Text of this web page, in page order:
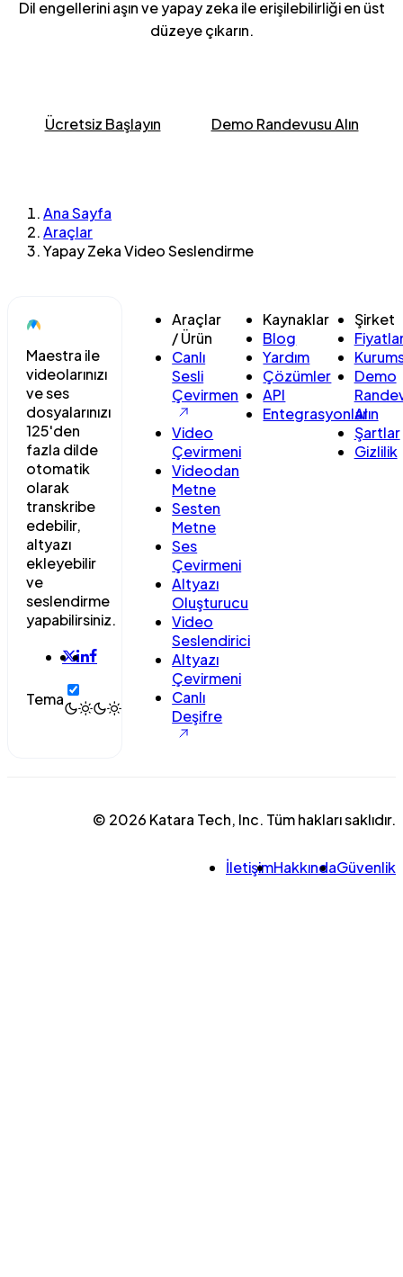
Dil engellerini aşın ve yapay zeka ile erişilebilirliği en üst
düzeye çıkarın.
Ücretsiz Başlayın Demo Randevusu Alın
Ana Sayfa
Araçlar
Yapay Zeka Video Seslendirme
Maestra ile
videolarınızı
ve ses
dosyalarınızı
125'den
fazla dilde
otomatik
olarak
transkribe
edebilir,
altyazı
ekleyebilir
ve
seslendirme
yapabilirsiniz.
Tema
Araçlar
/ Ürün
Canlı
Sesli
Çevirmen
Video
Çevirmeni
Videodan
Metne
Sesten
Metne
Ses
Çevirmeni
Altyazı
Oluşturucu
Video
Seslendirici
Altyazı
Çevirmeni
Canlı
Deşifre
Kaynaklar
Blog
Yardım
Çözümler
API
Entegrasyonlar
Şirket
Demo
Alın
Şartlar
Gizlilik
© 2026 Katara Tech, Inc. Tüm hakları saklıdır.
İletişimHakkındaGüvenlik